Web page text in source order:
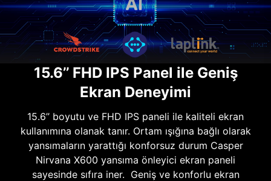
15.6’’ FHD IPS Panel ile Geniş
Ekran Deneyimi
15.6’’ boyutu ve FHD IPS paneli ile kaliteli ekran
kullanımına olanak tanır. Ortam ışığına bağlı olarak
yansımaların yarattığı konforsuz durum Casper
Nirvana X600 yansıma önleyici ekran paneli
sayesinde sıfıra iner. Geniş ve konforlu ekran